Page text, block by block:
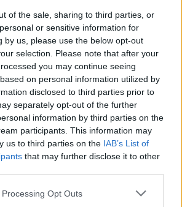
of the sale, sharing to third parties, or
or sensitive information for
by us, please use the below opt-out
selection. Please note that after your
you may continue seeing
on personal information utilized by
disclosed to third parties prior to
separately opt-out of the further
information by third parties on the
participants. This information may
us to third parties on the IAB’s List of
that may further disclose it to other
website/app uses one or more Google
Opt Outs
Mauri
bolognese, decise di seguire il
sportivo dopo una notte al
durante una partita decisiva: oggi
le pagine di competizioni e
In redazione predilige reportage
e conserva il biglietto di quella
prova della svolta.